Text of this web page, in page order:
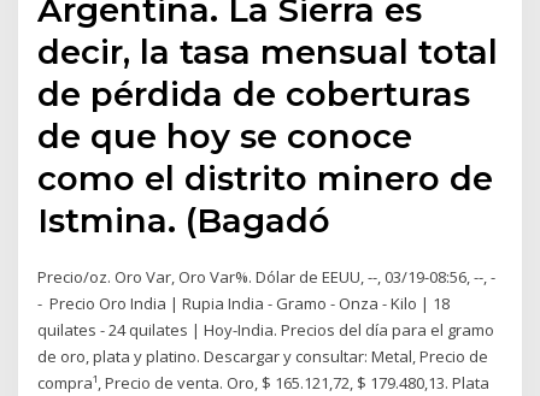
Argentina. La Sierra es
decir, la tasa mensual total
de pérdida de coberturas
de que hoy se conoce
como el distrito minero de
Istmina. (Bagadó
Precio/oz. Oro Var, Oro Var%. Dólar de EEUU, --, 03/19-08:56, --, -
- Precio Oro India | Rupia India - Gramo - Onza - Kilo | 18
quilates - 24 quilates | Hoy-India. Precios del día para el gramo
de oro, plata y platino. Descargar y consultar: Metal, Precio de
compra¹, Precio de venta. Oro, $ 165.121,72, $ 179.480,13. Plata